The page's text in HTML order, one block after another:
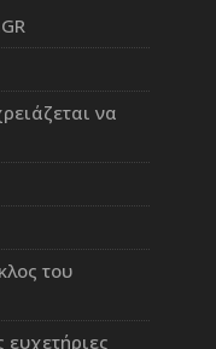
να
του
ευχετήριες